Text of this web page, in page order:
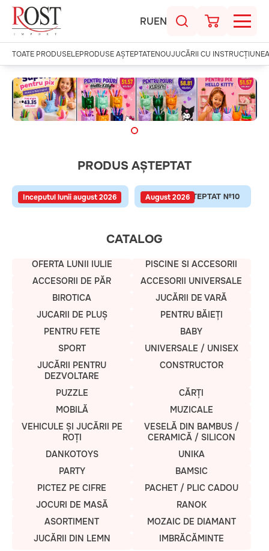
RUEN
TOATE PRODUSELEPRODUSE AȘTEPTATENOUJUCĂRII CU
.
PRODUS AȘTEPTAT
Inceputul lunii august 2026
PRODUS AȘTEPTAT №09 August 2026
PRODUS AȘTEPTAT №10
CATALOG
OFERTA LUNII IULIE
PISCINE SI ACCESORII
ACCESORII DE PĂR
ACCESORII UNIVERSALE
BIROTICA
JUCĂRII DE VARĂ
JUCARII DE PLUȘ
PENTRU BĂIEȚI
PENTRU FETE
BABY
SPORT
UNIVERSALE / UNISEX
JUCĂRII PENTRU
DEZVOLTARE
CONSTRUCTOR
PUZZLE
CĂRȚI
MOBILĂ
MUZICALE
VEHICULE ȘI JUCĂRII PE
ROȚI
VESELĂ DIN BAMBUS /
CERAMICĂ / SILICON
DANKOTOYS
UNIKA
PARTY
BAMSIC
PICTEZ PE CIFRE
PACHET / PLIC CADOU
JOCURI DE MASĂ
RANOK
ASORTIMENT
MOZAIC DE DIAMANT
JUCĂRII DIN LEMN
IMBRĂCĂMINTE